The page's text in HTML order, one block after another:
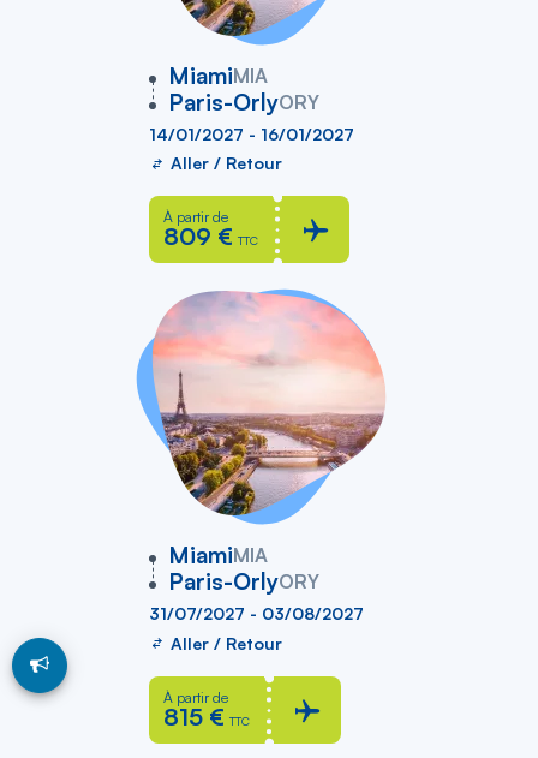
MiamiMIA
vers
Paris-OrlyORY
14/01/2027 - 16/01/2027
Aller / Retour
À partir de
809 € TTC
MiamiMIA
vers
Paris-OrlyORY
31/07/2027 - 03/08/2027
Aller / Retour
À partir de
815 € TTC